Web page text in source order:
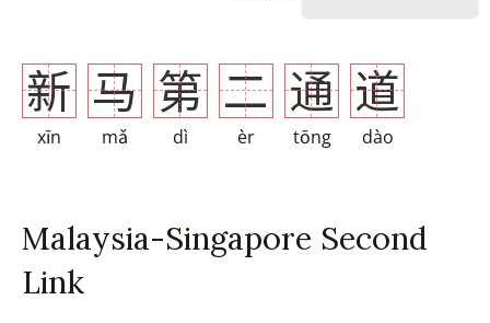
新
xīn
马
mǎ
第
dì
二
èr
通
tōng
道
dào
Malaysia-Singapore Second
Link